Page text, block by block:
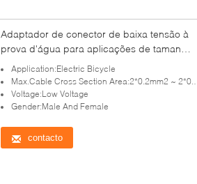
Adaptador de conector de baixa tensão à
prova d'água para aplicações de tamanho
máximo de fio OD 3.0mm 4.0mm
Application:Electric Bicycle
Max.Cable Cross Section Area:2*0.2mm2 ~ 2*0.3mm2 PVC cable
Voltage:Low Voltage
Gender:Male And Female
contacto